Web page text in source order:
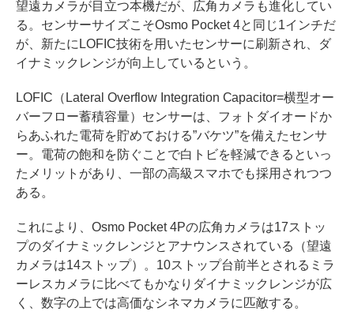
望遠カメラが目立つ本機だが、広角カメラも進化してい
る。センサーサイズこそOsmo Pocket 4と同じ1インチだ
が、新たにLOFIC技術を用いたセンサーに刷新され、ダ
イナミックレンジが向上しているという。
LOFIC（Lateral Overflow Integration Capacitor=横型オー
バーフロー蓄積容量）センサーは、フォトダイオードか
らあふれた電荷を貯めておける”バケツ”を備えたセンサ
ー。電荷の飽和を防ぐことで白トビを軽減できるといっ
たメリットがあり、一部の高級スマホでも採用されつつ
ある。
これにより、Osmo Pocket 4Pの広角カメラは17ストッ
プのダイナミックレンジとアナウンスされている（望遠
カメラは14ストップ）。10ストップ台前半とされるミラ
ーレスカメラに比べてもかなりダイナミックレンジが広
く、数字の上では高価なシネマカメラに匹敵する。